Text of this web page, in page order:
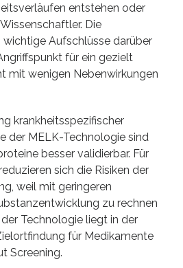
entstehen oder
Die
Aufschlüsse darüber
für ein gezielt
mit wenigen Nebenwirkungen
krankheitsspezifischer
der MELK-Technologie sind
besser validierbar. Für
sich die Risiken der
weil mit geringeren
zu rechnen
Technologie liegt in der
für Medikamente
Screening.